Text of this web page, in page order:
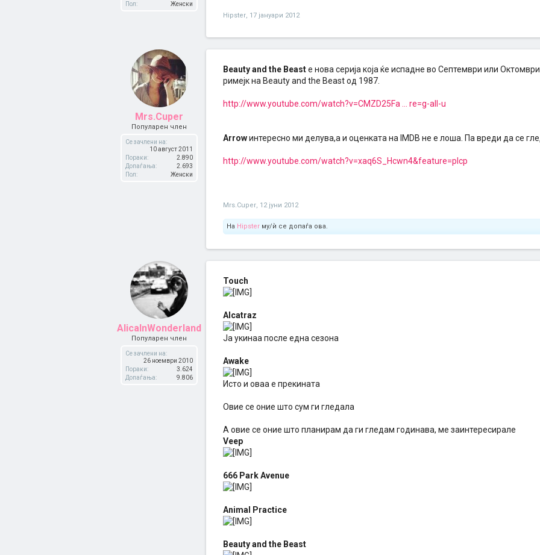
Пол:
Женски
Hipster, 17 јануари 2012
Mrs.Cuper
Популарен член
Се зачлени на:
10 август 2011
Пораки:
2.890
Допаѓања:
2.693
Пол:
Женски
Beauty and the Beastе нова серија која ќе испадне во Септември или
римејк на Beauty and the Beast од 1987.
http://www.youtube.com/watch?v=CMZD25Fa ... re=g-all-u
Arrowинтересно ми делува,а и оценката на IMDB не е лоша. Па вреди да се
http://www.youtube.com/watch?v=xaq6S_Hcwn4&feature=plcp
Mrs.Cuper, 12 јуни 2012
На Hipster му/ѝ се допаѓа ова.
AlicaInWonderland
Популарен член
Се зачлени на:
26 ноември 2010
Пораки:
3.624
Допаѓања:
9.806
Touch
Alcatraz
Ја укинаа после една сезона
Awake
Исто и оваа е прекината
Овие се оние што сум ги гледала
А овие се оние што планирам да ги гледам годинава, ме заинтересирале
Veep
666 Park Avenue
Animal Practice
Beauty and the Beast